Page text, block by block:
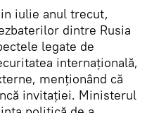
iulie anul trecut,
dintre Rusia
legate de
internațională,
menționând că
invitaţiei. Ministerul